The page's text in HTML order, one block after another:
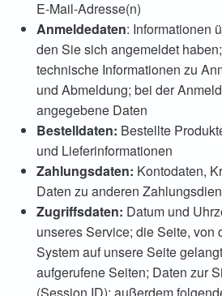
E-Mail-Adresse(n)
Anmeldedaten: Informationen
den Sie sich angemeldet
technische Informationen zu
und Abmeldung; bei der
angegebene Daten
Bestelldaten: Bestellte
und Lieferinformationen
Zahlungsdaten: Kontodaten,
Daten zu anderen
Zugriffsdaten: Datum und
unseres Service; die Seite, von
System auf unsere Seite
aufgerufene Seiten; Daten zur